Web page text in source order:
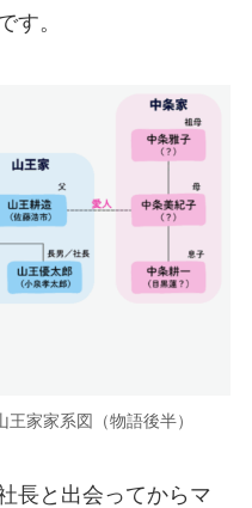
す。
王家家系図（物語後半）
長と出会ってからマ